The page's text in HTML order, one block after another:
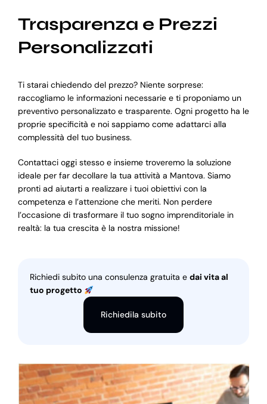
Trasparenza e Prezzi
Personalizzati
Ti starai chiedendo del prezzo? Niente sorprese:
raccogliamo le informazioni necessarie e ti proponiamo un
preventivo personalizzato e trasparente. Ogni progetto ha le
proprie specificità e noi sappiamo come adattarci alla
complessità del tuo business.
Contattaci oggi stesso e insieme troveremo la soluzione
ideale per far decollare la tua attività a Mantova. Siamo
pronti ad aiutarti a realizzare i tuoi obiettivi con la
competenza e l’attenzione che meriti. Non perdere
l’occasione di trasformare il tuo sogno imprenditoriale in
realtà: la tua crescita è la nostra missione!
Richiedi subito una consulenza gratuita e dai vita al
tuo progetto
Richiedila subito